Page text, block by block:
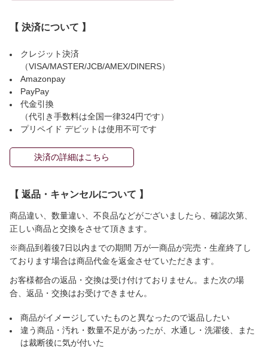
【 決済について 】
クレジット決済
（VISA/MASTER/JCB/AMEX/DINERS）
Amazonpay
PayPay
代金引換
（代引き手数料は全国一律324円です）
プリペイド デビットは使用不可です
決済の詳細はこちら
【 返品・キャンセルについて 】
商品違い、数量違い、不良品などがございましたら、確認次第、
正しい商品と交換をさせて頂きます。
※商品到着後7日以内までの期間 万が一商品が完売・生産終了し
ております場合は商品代金を返金させていただきます。
お客様都合の返品・交換は受け付けておりません。また次の場
合、返品・交換はお受けできません。
商品がイメージしていたものと異なったので返品したい
違う商品・汚れ・数量不足があったが、水通し・洗濯後、また
は裁断後に気が付いた